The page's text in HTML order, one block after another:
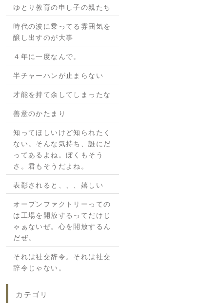
ゆとり教育の申し子の親たち
時代の波に乗ってる雰囲気を
醸し出すのが大事
４年に一度なんで。
半チャーハンが止まらない
才能を持て余してしまったな
善意のかたまり
知ってほしいけど知られたく
ない。そんな気持ち、誰にだ
ってあるよね。ぼくもそう
さ。君もそうだよね。
表彰されると、、、嬉しい
オープンファクトリーっての
は工場を開放するってだけじ
ゃぁないぜ。心を開放するん
だぜ。
それは社交辞令。それは社交
辞令じゃない。
カテゴリ